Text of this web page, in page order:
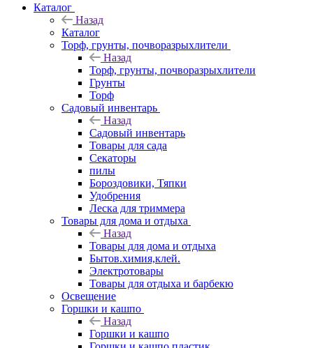
Каталог
Назад
Каталог
Торф, грунты, почворазрыхлители
Назад
Торф, грунты, почворазрыхлители
Грунты
Торф
Садовый инвентарь
Назад
Садовый инвентарь
Товары для сада
Секаторы
пилы
Бороздовики, Тяпки
Удобрения
Леска для триммера
Товары для дома и отдыха
Назад
Товары для дома и отдыха
Бытов.химия,клей.
Электротовары
Товары для отдыха и барбекю
Освещение
Горшки и кашпо
Назад
Горшки и кашпо